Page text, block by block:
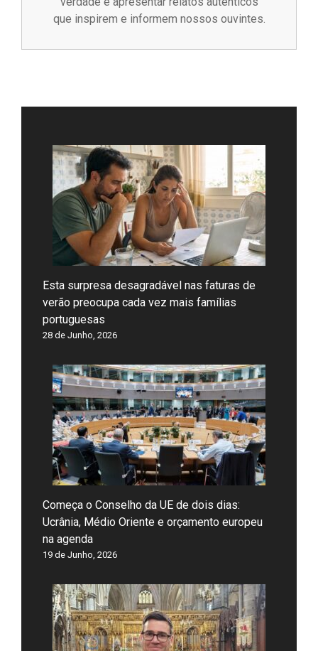
que inspirem e informem nossos ouvintes.
Esta surpresa desagradável nas faturas de
verão preocupa cada vez mais famílias
portuguesas
28 de Junho, 2026
Começa o Conselho da UE de dois dias:
Ucrânia, Médio Oriente e orçamento europeu
na agenda
19 de Junho, 2026